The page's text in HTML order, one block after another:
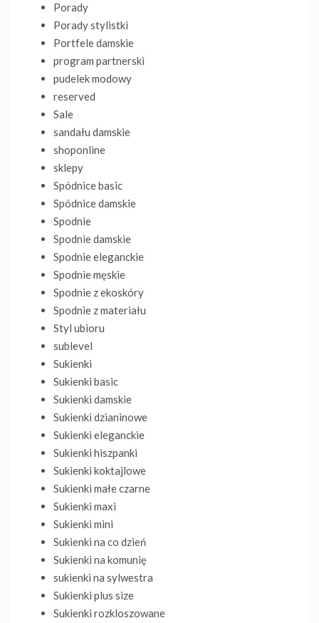
Porady
Porady stylistki
Portfele damskie
program partnerski
pudelek modowy
reserved
Sale
sandału damskie
shoponline
sklepy
Spódnice basic
Spódnice damskie
Spodnie
Spodnie damskie
Spodnie eleganckie
Spodnie męskie
Spodnie z ekoskóry
Spodnie z materiału
Styl ubioru
sublevel
Sukienki
Sukienki basic
Sukienki damskie
Sukienki dzianinowe
Sukienki eleganckie
Sukienki hiszpanki
Sukienki koktajlowe
Sukienki małe czarne
Sukienki maxi
Sukienki mini
Sukienki na co dzień
Sukienki na komunię
sukienki na sylwestra
Sukienki plus size
Sukienki rozkloszowane